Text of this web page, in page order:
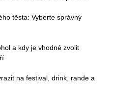
těsta: Vyberte správný
a kdy je vhodné zvolit
na festival, drink, rande a